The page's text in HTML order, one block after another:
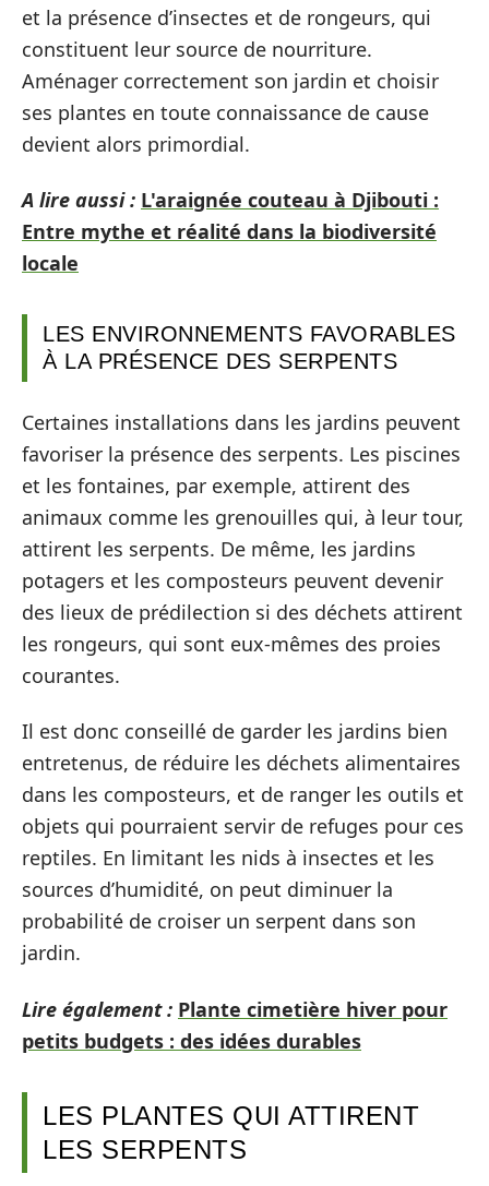
et la présence d’insectes et de rongeurs, qui
constituent leur source de nourriture.
Aménager correctement son jardin et choisir
ses plantes en toute connaissance de cause
devient alors primordial.
A lire aussi : L'araignée couteau à Djibouti :
Entre mythe et réalité dans la biodiversité
locale
LES ENVIRONNEMENTS FAVORABLES
À LA PRÉSENCE DES SERPENTS
Certaines installations dans les jardins peuvent
favoriser la présence des serpents. Les piscines
et les fontaines, par exemple, attirent des
animaux comme les grenouilles qui, à leur tour,
attirent les serpents. De même, les jardins
potagers et les composteurs peuvent devenir
des lieux de prédilection si des déchets attirent
les rongeurs, qui sont eux-mêmes des proies
courantes.
Il est donc conseillé de garder les jardins bien
entretenus, de réduire les déchets alimentaires
dans les composteurs, et de ranger les outils et
objets qui pourraient servir de refuges pour ces
reptiles. En limitant les nids à insectes et les
sources d’humidité, on peut diminuer la
probabilité de croiser un serpent dans son
jardin.
Lire également : Plante cimetière hiver pour
petits budgets : des idées durables
LES PLANTES QUI ATTIRENT
LES SERPENTS